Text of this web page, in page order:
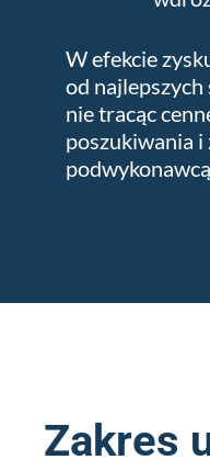
W efekcie
od
nie tracąc
poszukiwania i
Zakres